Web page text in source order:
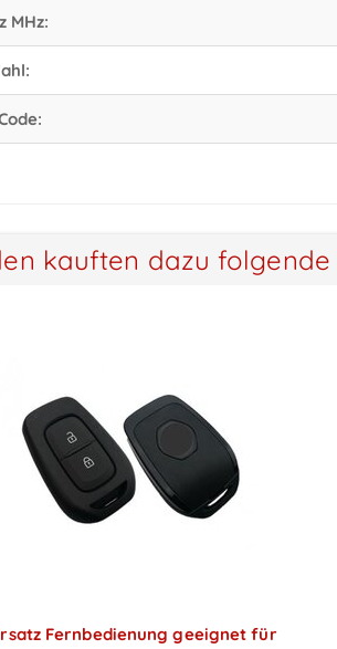
MHz:
kauften dazu folgende
Fernbedienung geeignet für